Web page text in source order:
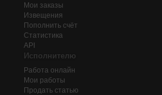
Мои заказы
Извещения
Пополнить счёт
Статистика
API
Исполнителю
Работа онлайн
Мои работы
Продать статью